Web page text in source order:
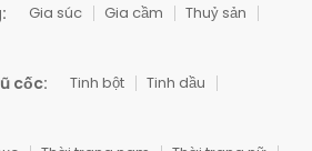
Gia súc Gia cầm
Thuỷ sản
cốc: Tinh bột
Tinh dầu